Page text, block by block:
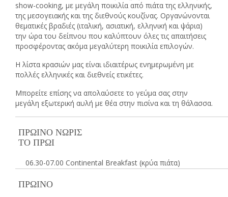
show-cooking, με μεγάλη ποικιλία από πιάτα της ελληνικής,
της μεσογειακής και της διεθνούς κουζίνας. Οργανώνονται
θεματικές βραδιές (ιταλική, ασιατική, ελληνική και ψάρια)
την ώρα του δείπνου που καλύπτουν όλες τις απαιτήσεις
προσφέροντας ακόμα μεγαλύτερη ποικιλία επιλογών.
Η λίστα κρασιών μας είναι ιδιαιτέρως ενημερωμένη με
πολλές ελληνικές και διεθνείς ετικέτες.
Μπορείτε επίσης να απολαύσετε το γεύμα σας στην
μεγάλη εξωτερική αυλή με θέα στην πισίνα και τη θάλασσα.
ΠΡΩΙΝΟ ΝΩΡΙΣ
ΤΟ ΠΡΩΙ
06.30-07.00 Continental Breakfast (κρύα πιάτα)
ΠΡΩΙΝΟ